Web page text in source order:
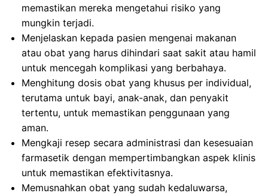
memastikan mereka mengetahui risiko yang
mungkin terjadi.
Menjelaskan kepada pasien mengenai makanan
atau obat yang harus dihindari saat sakit atau hamil
untuk mencegah komplikasi yang berbahaya.
Menghitung dosis obat yang khusus per individual,
terutama untuk bayi, anak-anak, dan penyakit
tertentu, untuk memastikan penggunaan yang
aman.
Mengkaji resep secara administrasi dan kesesuaian
farmasetik dengan mempertimbangkan aspek klinis
untuk memastikan efektivitasnya.
Memusnahkan obat yang sudah kedaluwarsa,